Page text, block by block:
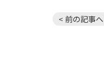
< 前の記事へ